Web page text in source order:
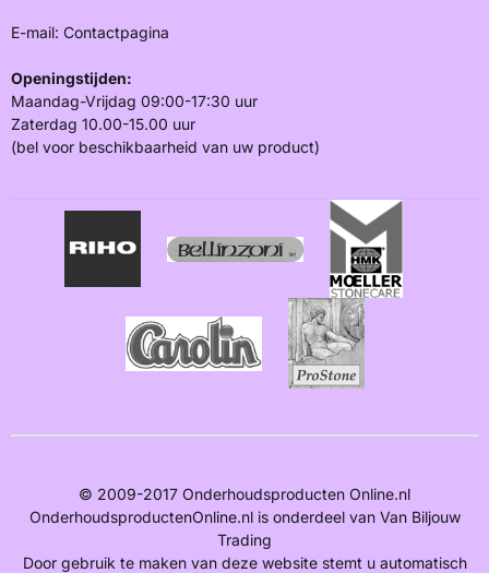
E-mail: Contactpagina
Openingstijden:
Maandag-Vrijdag 09:00-17:30 uur
Zaterdag 10.00-15.00 uur
(bel voor beschikbaarheid van uw product)
© 2009-2017 Onderhoudsproducten Online.nl
OnderhoudsproductenOnline.nl is onderdeel van Van Biljouw
Trading
Door gebruik te maken van deze website stemt u automatisch